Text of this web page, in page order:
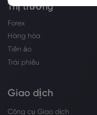
Thị trường
Forex
Hàng hóa
Tiền ảo
Trái phiếu
Giao dịch
Công cụ Giao dịch